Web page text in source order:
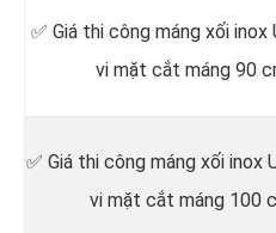
✅ Giá thi công máng xối inox
vi mặt cắt máng 90
✅ Giá thi công máng xối inox
vi mặt cắt máng 100